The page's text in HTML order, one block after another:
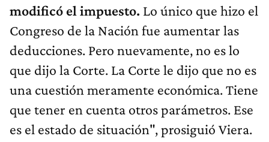
modificó el impuesto. Lo único que hizo el
Congreso de la Nación fue aumentar las
deducciones. Pero nuevamente, no es lo
que dijo la Corte. La Corte le dijo que no es
una cuestión meramente económica. Tiene
que tener en cuenta otros parámetros. Ese
es el estado de situación", prosiguió Viera.